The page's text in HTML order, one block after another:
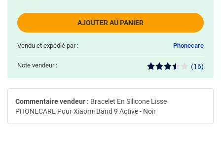
AJOUTER AU PANIER
Vendu et expédié par : Phonecare
Note vendeur : (16)
Commentaire vendeur : Bracelet En Silicone Lisse
PHONECARE Pour Xiaomi Band 9 Active - Noir